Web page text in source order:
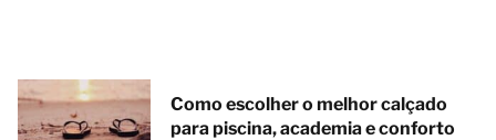
Como escolher o melhor calçado
para piscina, academia e conforto